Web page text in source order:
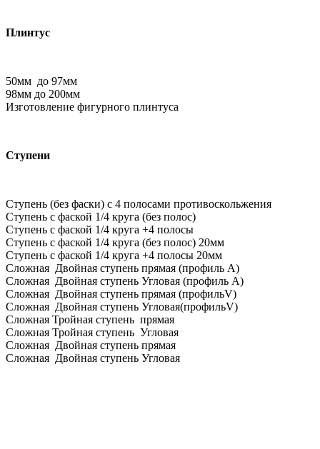
Плинтус
50мм до 97мм
98мм до 200мм
Изготовление фигурного плинтуса
Ступени
Ступень (без фаски) с 4 полосами противоскольжения
Ступень с фаской 1/4 круга (без полос)
Ступень с фаской 1/4 круга +4 полосы
Ступень с фаской 1/4 круга (без полос) 20мм
Ступень с фаской 1/4 круга +4 полосы 20мм
Сложная Двойная ступень прямая (профиль А)
Сложная Двойная ступень Угловая (профиль А)
Сложная Двойная ступень прямая (профильV)
Сложная Двойная ступень Угловая(профильV)
Сложная Тройная ступень прямая
Сложная Тройная ступень Угловая
Сложная Двойная ступень прямая
Сложная Двойная ступень Угловая